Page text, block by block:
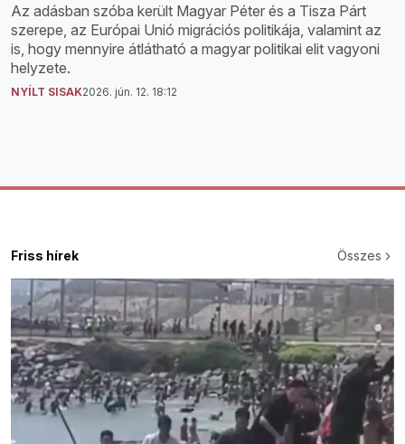
Az adásban szóba került Magyar Péter és a Tisza Párt
szerepe, az Európai Unió migrációs politikája, valamint az
is, hogy mennyire átlátható a magyar politikai elit vagyoni
helyzete.
NYÍLT SISAK2026. jún. 12. 18:12
Friss hírek Összes